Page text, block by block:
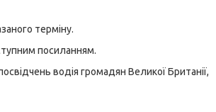
терміну.
посиланням.
водія громадян Великої Британії,